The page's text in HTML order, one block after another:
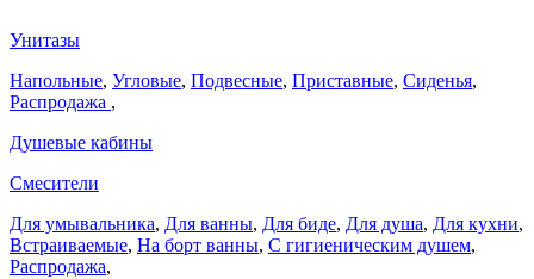
Унитазы
Напольные, Угловые, Подвесные, Приставные, Сиденья,
Распродажа ,
Душевые кабины
Смесители
Для умывальника, Для ванны, Для биде, Для душа, Для кухни,
Встраиваемые, На борт ванны, C гигиеническим душем,
Распродажа,